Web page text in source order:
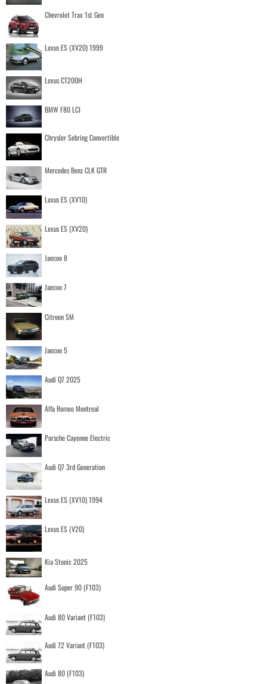
Chevrolet Trax 1st Gen
Lexus ES (XV20) 1999
Lexus CT200H
BMW F80 LCI
Chrysler Sebring Convertible
Mercedes Benz CLK GTR
Lexus ES (XV10)
Lexus ES (XV20)
Jaecoo 8
Jaecoo 7
Citroen SM
Jaecoo 5
Audi Q7 2025
Alfa Romeo Montreal
Porsche Cayenne Electric
Audi Q7 3rd Generation
Lexus ES (XV10) 1994
Lexus ES (V20)
Kia Stonic 2025
Audi Super 90 (F103)
Audi 80 Variant (F103)
Audi 72 Variant (F103)
Audi 80 (F103)